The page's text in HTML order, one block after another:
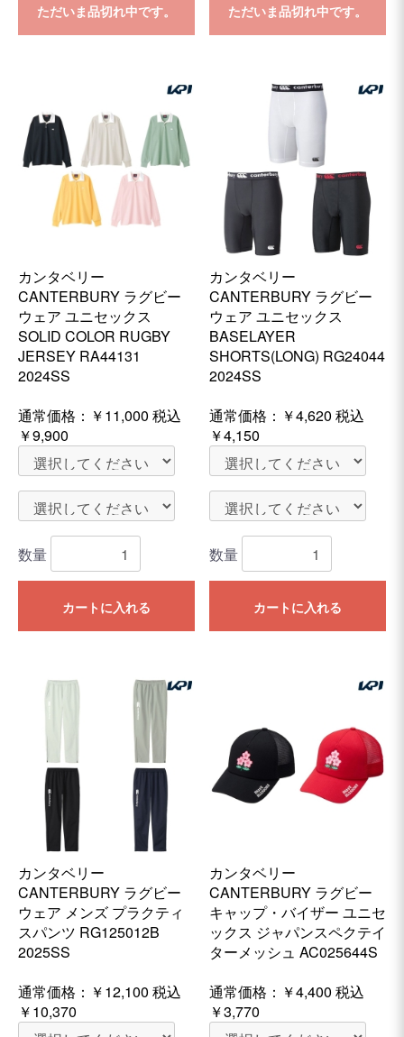
ただいま品切れ中です。 ただいま品切れ中です。
カンタベリー
CANTERBURY ラグビー
ウェア ユニセックス
SOLID COLOR RUGBY
JERSEY RA44131
2024SS
通常価格： ￥11,000 税込
￥9,900
数量
カートに入れる
カンタベリー
CANTERBURY ラグビー
ウェア ユニセックス
BASELAYER
SHORTS(LONG) RG24044
2024SS
通常価格： ￥4,620 税込
￥4,150
数量
カートに入れる
カンタベリー
CANTERBURY ラグビー
ウェア メンズ プラクティ
スパンツ RG125012B
2025SS
通常価格： ￥12,100 税込
￥10,370
カンタベリー
CANTERBURY ラグビー
キャップ・バイザー ユニセ
ックス ジャパンスペクテイ
ターメッシュ AC025644S
通常価格： ￥4,400 税込
￥3,770